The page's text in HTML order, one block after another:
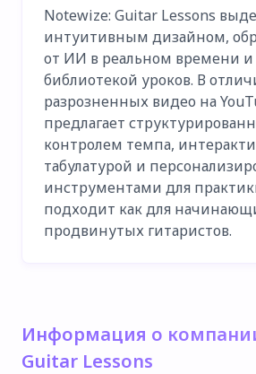
Notewize: Guitar Lessons
интуитивным дизайном,
от ИИ в реальном времени
библиотекой уроков. В
разрозненных видео на
предлагает
контролем темпа,
табулатурой и
инструментами для
подходит как для
продвинутых гитаристов.
Информация о
Guitar Lessons